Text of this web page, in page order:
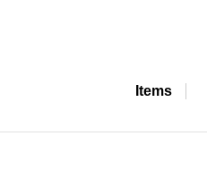
Items